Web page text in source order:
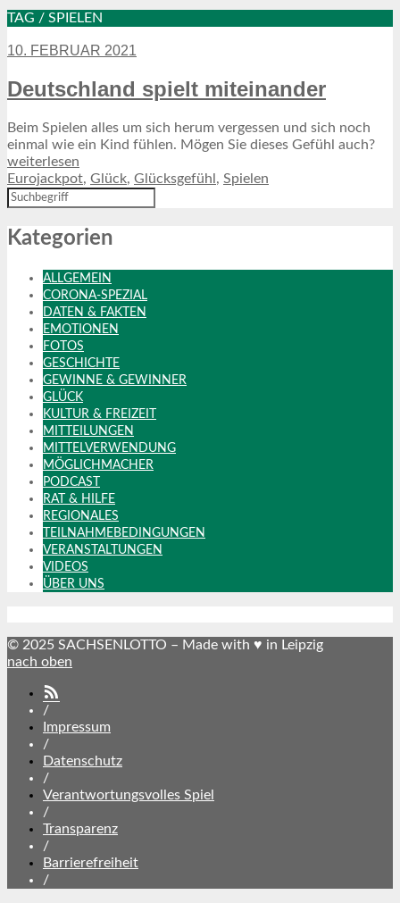
TAG / SPIELEN
10. FEBRUAR 2021
Deutschland spielt miteinander
Beim Spielen alles um sich herum vergessen und sich noch
einmal wie ein Kind fühlen. Mögen Sie dieses Gefühl auch?
weiterlesen
Eurojackpot, Glück, Glücksgefühl , Spielen
Kategorien
ALLGEMEIN
CORONA-SPEZIAL
DATEN & FAKTEN
EMOTIONEN
FOTOS
GESCHICHTE
GEWINNE & GEWINNER
GLÜCK
KULTUR & FREIZEIT
MITTEILUNGEN
MITTELVERWENDUNG
MÖGLICHMACHER
PODCAST
RAT & HILFE
REGIONALES
TEILNAHMEBEDINGUNGEN
VERANSTALTUNGEN
VIDEOS
ÜBER UNS
© 2025 SACHSENLOTTO – Made with ♥ in Leipzig
nach oben
/
Impressum
/
Datenschutz
/
Verantwortungsvolles Spiel
/
Transparenz
/
Barrierefreiheit
/